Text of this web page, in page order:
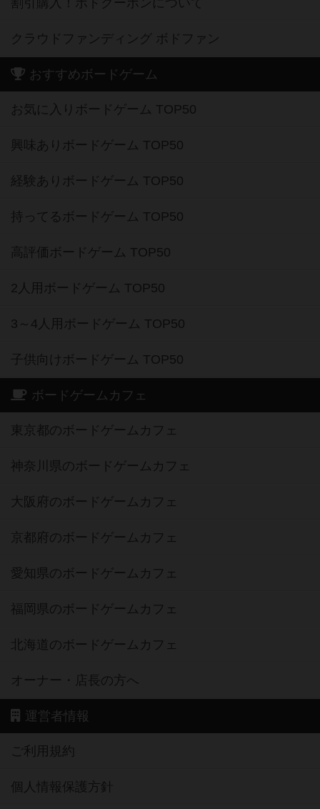
割引購入！ボドクーポンについて
クラウドファンディング ボドファン
おすすめボードゲーム
お気に入りボードゲーム TOP50
興味ありボードゲーム TOP50
経験ありボードゲーム TOP50
持ってるボードゲーム TOP50
高評価ボードゲーム TOP50
2人用ボードゲーム TOP50
3～4人用ボードゲーム TOP50
子供向けボードゲーム TOP50
ボードゲームカフェ
東京都のボードゲームカフェ
神奈川県のボードゲームカフェ
大阪府のボードゲームカフェ
京都府のボードゲームカフェ
愛知県のボードゲームカフェ
福岡県のボードゲームカフェ
北海道のボードゲームカフェ
オーナー・店長の方へ
運営者情報
ご利用規約
個人情報保護方針